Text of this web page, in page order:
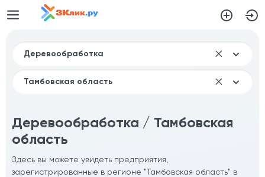
Деревообработка / Тамбовская
область
Здесь вы можете увидеть предприятия,
зарегистрированные в регионе "Тамбовская область" в